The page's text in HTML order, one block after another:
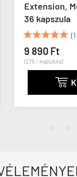
Extension,
36 kapszula

9 890 Ft
(275 / kapszula)
